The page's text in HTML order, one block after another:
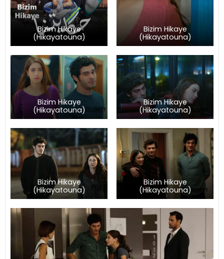
Bizim Hikaye
(Hikayatouna)
Bizim Hikaye
(Hikayatouna)
Bizim Hikaye
(Hikayatouna)
Bizim Hikaye
(Hikayatouna)
Bizim Hikaye
(Hikayatouna)
Bizim Hikaye
(Hikayatouna)